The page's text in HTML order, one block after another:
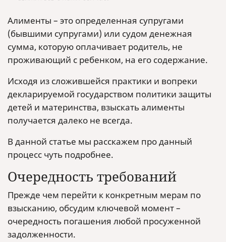
Алименты – это определенная супругами
(бывшими супругами) или судом денежная
сумма, которую оплачивает родитель, не
проживающий с ребенком, на его содержание.
Исходя из сложившейся практики и вопреки
декларируемой государством политики защиты
детей и материнства, взыскать алименты
получается далеко не всегда.
В данной статье мы расскажем про данный
процесс чуть подробнее.
Очередность требований
Прежде чем перейти к конкретным мерам по
взысканию, обсудим ключевой момент –
очередность погашения любой просуженной
задолженности.